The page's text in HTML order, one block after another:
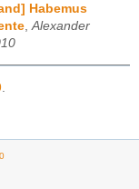
Habemus
Alexander
.